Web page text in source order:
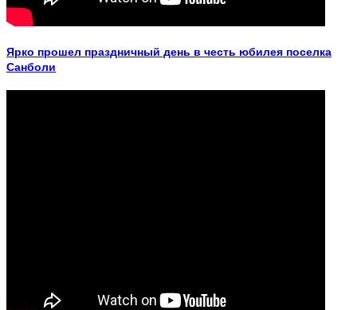
Ярко прошел праздничный день в честь юбилея поселка
Санболи